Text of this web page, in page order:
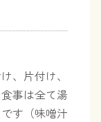
、片付け、
事は全て湯
す（味噌汁